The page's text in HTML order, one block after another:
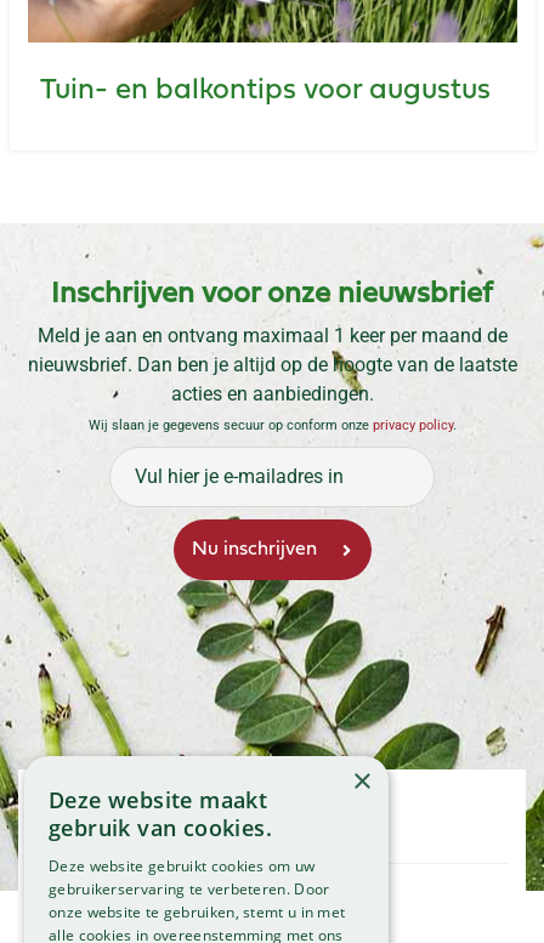
Tuin- en balkontips voor augustus
Inschrijven voor onze nieuwsbrief
Meld je aan en ontvang maximaal 1 keer per maand de
nieuwsbrief. Dan ben je altijd op de hoogte van de laatste
acties en aanbiedingen.
Wij slaan je gegevens secuur op conform onze privacy policy.
Openingstijden
Maandag
Dinsdag
Woensdag
Klantenservice
×
Deze website maakt
gebruik van cookies.
Deze website gebruikt cookies om uw
gebruikerservaring te verbeteren. Door
onze website te gebruiken, stemt u in met
alle cookies in overeenstemming met ons